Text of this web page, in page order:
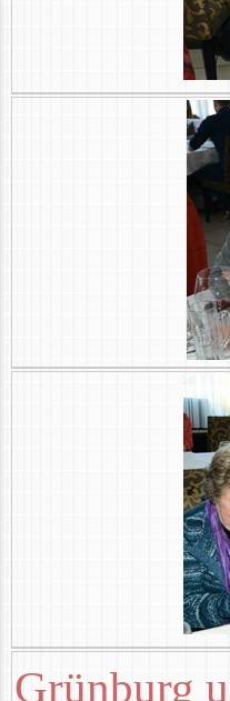
Grünburg